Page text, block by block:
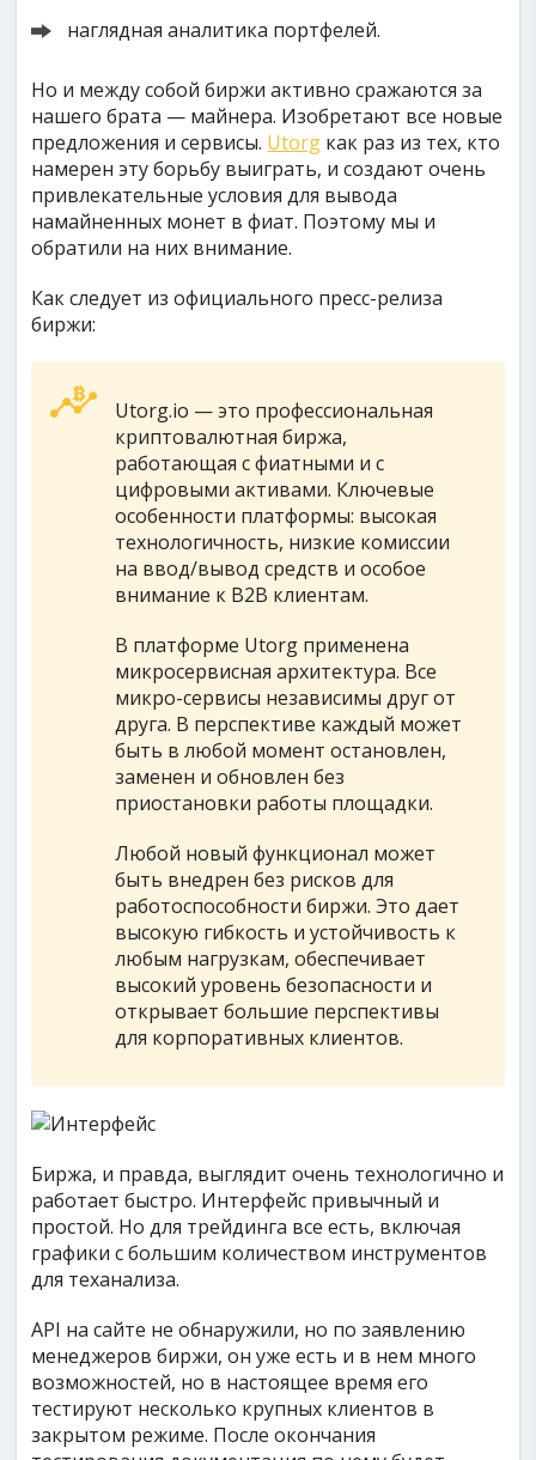
наглядная аналитика портфелей.
Но и между собой биржи активно сражаются за
нашего брата — майнера. Изобретают все новые
предложения и сервисы. Utorg как раз из тех, кто
намерен эту борьбу выиграть, и создают очень
привлекательные условия для вывода
намайненных монет в фиат. Поэтому мы и
обратили на них внимание.
Как следует из официального пресс-релиза
биржи:
Utorg.io — это профессиональная
криптовалютная биржа,
работающая с фиатными и с
цифровыми активами. Ключевые
особенности платформы: высокая
технологичность, низкие комиссии
на ввод/вывод средств и особое
внимание к B2B клиентам.
В платформе Utorg применена
микросервисная архитектура. Все
микро-сервисы независимы друг от
друга. В перспективе каждый может
быть в любой момент остановлен,
заменен и обновлен без
приостановки работы площадки.
Любой новый функционал может
быть внедрен без рисков для
работоспособности биржи. Это дает
высокую гибкость и устойчивость к
любым нагрузкам, обеспечивает
высокий уровень безопасности и
открывает большие перспективы
для корпоративных клиентов.
Биржа, и правда, выглядит очень технологично и
работает быстро. Интерфейс привычный и
простой. Но для трейдинга все есть, включая
графики с большим количеством инструментов
для теханализа.
API на сайте не обнаружили, но по заявлению
менеджеров биржи, он уже есть и в нем много
возможностей, но в настоящее время его
тестируют несколько крупных клиентов в
закрытом режиме. После окончания